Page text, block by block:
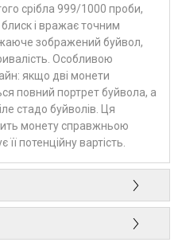
срібла 999/1000 проби,
і вражає точним
зображений буйвол,
Особливою
якщо дві монети
повний портрет буйвола, а
стадо буйволів. Ця
монету справжньою
потенційну вартість.